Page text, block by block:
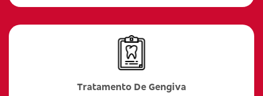
Tratamento De Gengiva